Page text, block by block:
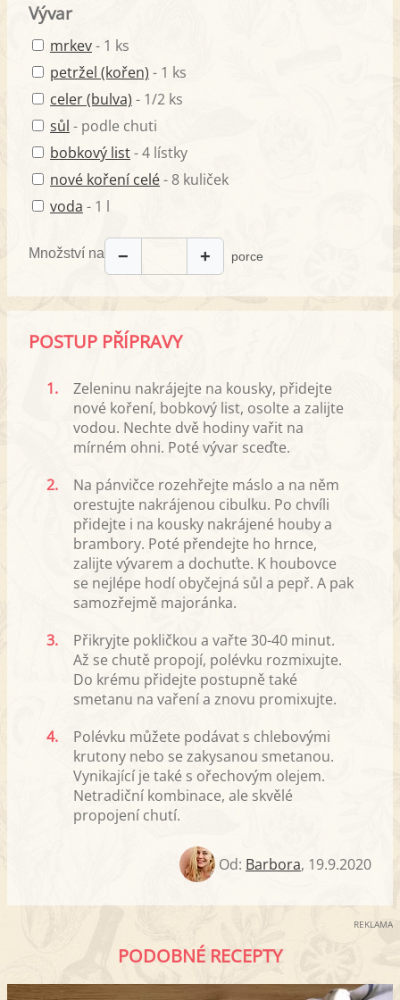
Vývar
mrkev- 1 ks
petržel (kořen) - 1 ks
celer (bulva) - 1/2 ks
sůl - podle chuti
bobkový list- 4 lístky
nové koření celé- 8 kuliček
voda - 1 l
Množství na − + porce
POSTUP PŘÍPRAVY
1.
Zeleninu nakrájejte na kousky, přidejte
nové koření, bobkový list, osolte a zalijte
vodou. Nechte dvě hodiny vařit na
mírném ohni. Poté vývar sceďte.
2.
Na pánvičce rozehřejte máslo a na něm
orestujte nakrájenou cibulku. Po chvíli
přidejte i na kousky nakrájené houby a
brambory. Poté přendejte ho hrnce,
zalijte vývarem a dochuťte. K houbovce
se nejlépe hodí obyčejná sůl a pepř. A pak
samozřejmě majoránka.
3.
Přikryjte pokličkou a vařte 30-40 minut.
Až se chutě propojí, polévku rozmixujte.
Do krému přidejte postupně také
smetanu na vaření a znovu promixujte.
4.
Polévku můžete podávat s chlebovými
krutony nebo se zakysanou smetanou.
Vynikající je také s ořechovým olejem.
Netradiční kombinace, ale skvělé
propojení chutí.
Od: Barbora, 19.9.2020
REKLAMA
PODOBNÉ RECEPTY